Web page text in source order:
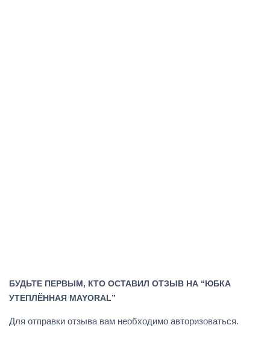
БУДЬТЕ ПЕРВЫМ, КТО ОСТАВИЛ ОТЗЫВ НА “ЮБКА
УТЕПЛЁННАЯ MAYORAL”
Для отправки отзыва вам необходимо авторизоваться.